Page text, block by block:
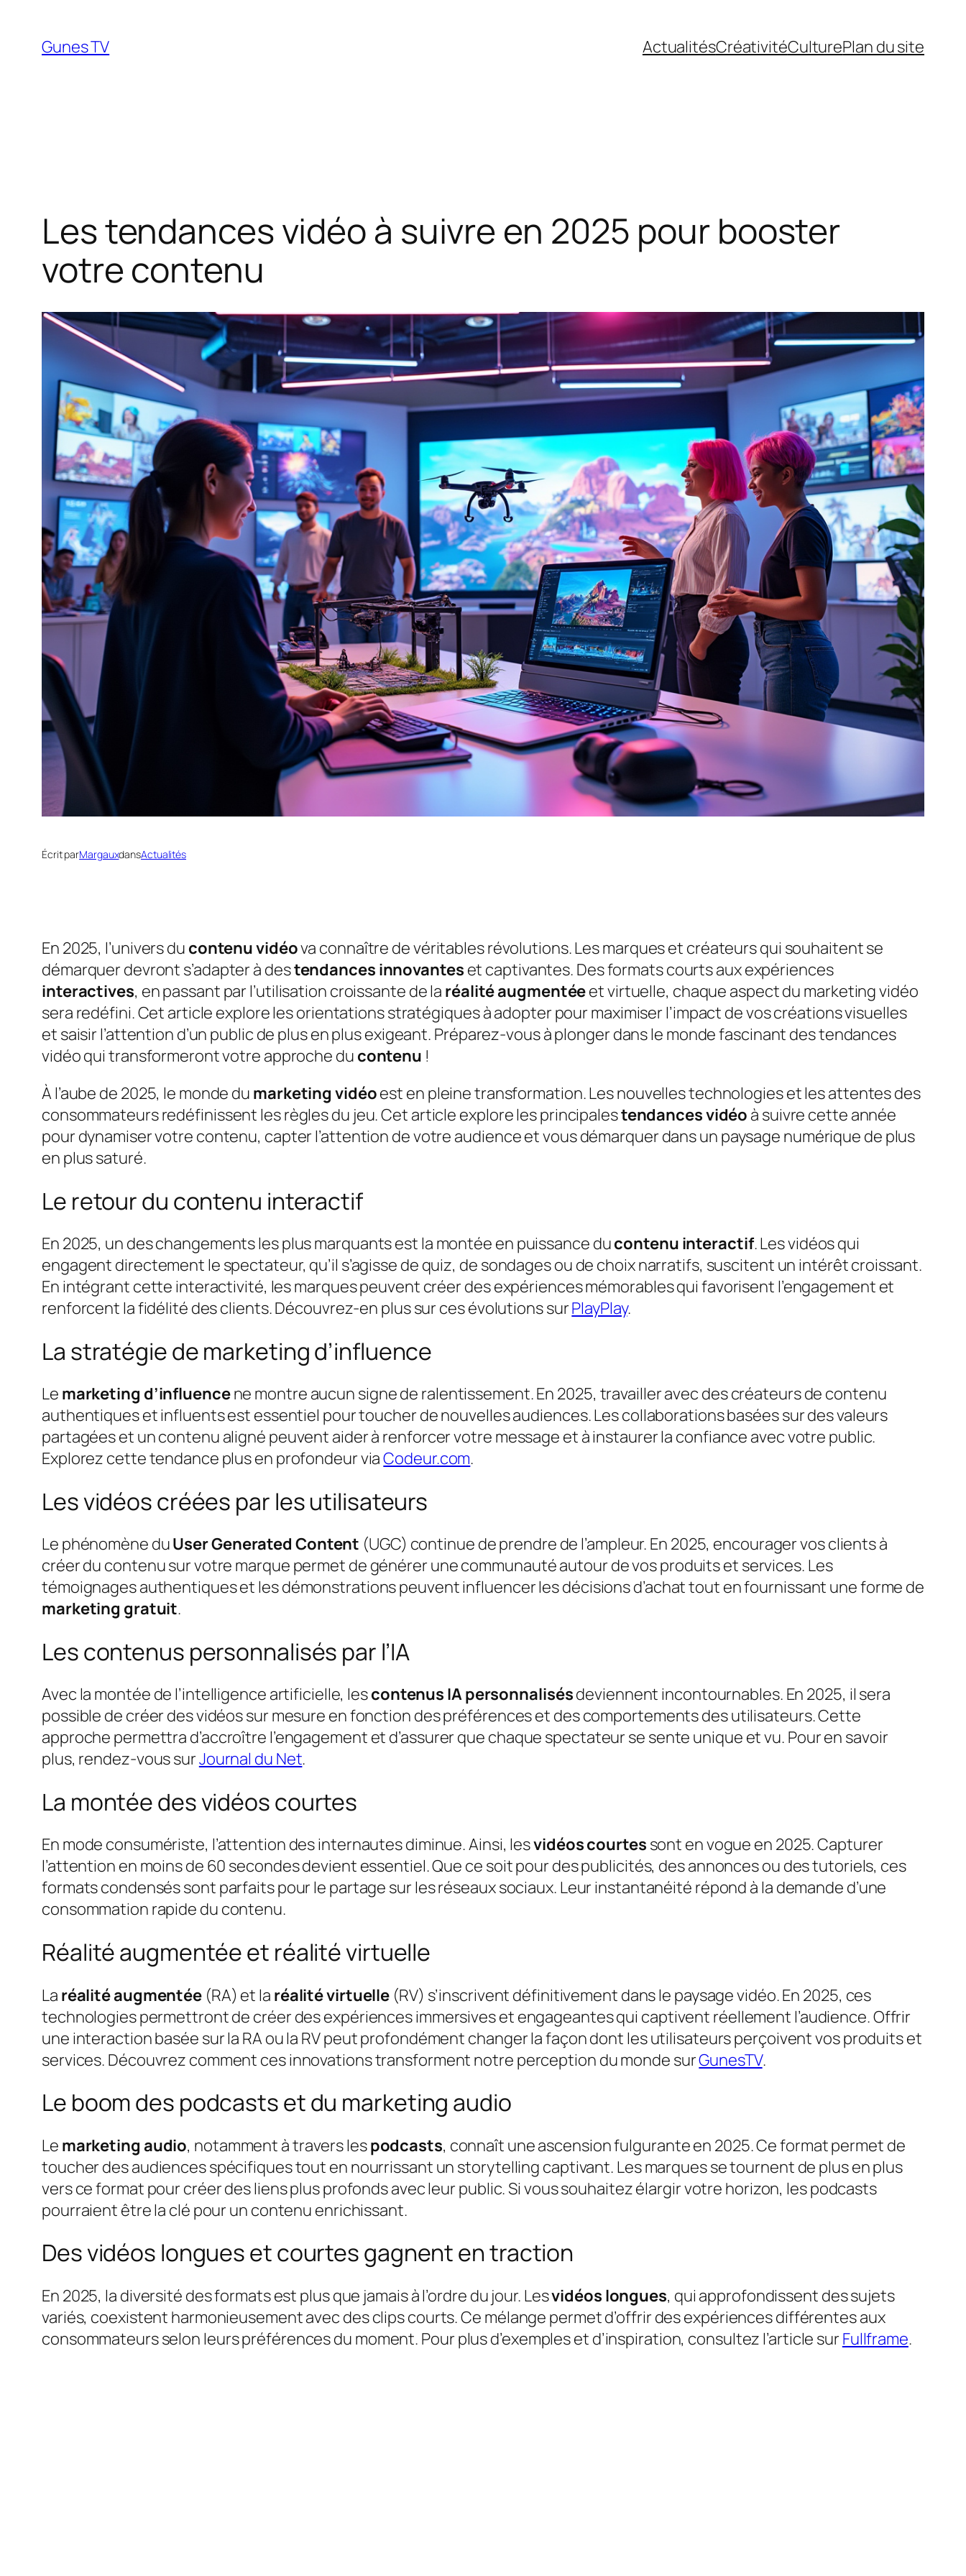
contenu
Gunes TV ActualitésCréativitéCulturePlan du site
Les tendances vidéo à suivre en 2025 pour booster
votre contenu
Écrit parMargauxdansActualités
En 2025, l’univers du contenu vidéova connaître de véritables révolutions. Les marques et créateurs qui souhaitent se
démarquer devront s’adapter à destendances innovantes et captivantes. Des formats courts aux expériences
interactives, en passant par l’utilisation croissante de la réalité augmentéeet virtuelle, chaque aspect du marketing vidéo
sera redéfini. Cet article explore les orientations stratégiques à adopter pour maximiser l’impact de vos créations visuelles
et saisir l’attention d’un public de plus en plus exigeant. Préparez-vous à plonger dans le monde fascinant des tendances
vidéo qui transformeront votre approche du contenu !
À l’aube de 2025, le monde du marketing vidéoest en pleine transformation. Les nouvelles technologies et les attentes des
consommateurs redéfinissent les règles du jeu. Cet article explore les principalestendances vidéo à suivre cette année
pour dynamiser votre contenu, capter l’attention de votre audience et vous démarquer dans un paysage numérique de plus
en plus saturé.
Le retour du contenu interactif
En 2025, un des changements les plus marquants est la montée en puissance ducontenu interactif. Les vidéos qui
engagent directement le spectateur, qu’il s’agisse de quiz, de sondages ou de choix narratifs, suscitent un intérêt croissant.
En intégrant cette interactivité, les marques peuvent créer des expériences mémorables qui favorisent l’engagement et
renforcent la fidélité des clients. Découvrez-en plus sur ces évolutions surPlayPlay.
La stratégie de marketing d’influence
Le marketing d’influencene montre aucun signe de ralentissement. En 2025, travailler avec des créateurs de contenu
authentiques et influents est essentiel pour toucher de nouvelles audiences. Les collaborations basées sur des valeurs
partagées et un contenu aligné peuvent aider à renforcer votre message et à instaurer la confiance avec votre public.
Explorez cette tendance plus en profondeur viaCodeur.com.
Les vidéos créées par les utilisateurs
Le phénomène duUser Generated Content (UGC) continue de prendre de l’ampleur. En 2025, encourager vos clients à
créer du contenu sur votre marque permet de générer une communauté autour de vos produits et services. Les
témoignages authentiques et les démonstrations peuvent influencer les décisions d’achat tout en fournissant une forme de
marketing gratuit.
Les contenus personnalisés par l’IA
Avec la montée de l’intelligence artificielle, lescontenus IA personnalisésdeviennent incontournables. En 2025, il sera
possible de créer des vidéos sur mesure en fonction des préférences et des comportements des utilisateurs. Cette
approche permettra d’accroître l’engagement et d’assurer que chaque spectateur se sente unique et vu. Pour en savoir
plus, rendez-vous surJournal du Net.
La montée des vidéos courtes
En mode consumériste, l’attention des internautes diminue. Ainsi, lesvidéos courtes sont en vogue en 2025. Capturer
l’attention en moins de 60 secondes devient essentiel. Que ce soit pour des publicités, des annonces ou des tutoriels, ces
formats condensés sont parfaits pour le partage sur les réseaux sociaux. Leur instantanéité répond à la demande d’une
consommation rapide du contenu.
Réalité augmentée et réalité virtuelle
La réalité augmentée (RA) et la réalité virtuelle (RV) s’inscrivent définitivement dans le paysage vidéo. En 2025, ces
technologies permettront de créer des expériences immersives et engageantes qui captivent réellement l’audience. Offrir
une interaction basée sur la RA ou la RV peut profondément changer la façon dont les utilisateurs perçoivent vos produits et
services. Découvrez comment ces innovations transforment notre perception du monde surGunesTV.
Le boom des podcasts et du marketing audio
Le marketing audio, notamment à travers lespodcasts, connaît une ascension fulgurante en 2025. Ce format permet de
toucher des audiences spécifiques tout en nourrissant un storytelling captivant. Les marques se tournent de plus en plus
vers ce format pour créer des liens plus profonds avec leur public. Si vous souhaitez élargir votre horizon, les podcasts
pourraient être la clé pour un contenu enrichissant.
Des vidéos longues et courtes gagnent en traction
En 2025, la diversité des formats est plus que jamais à l’ordre du jour. Lesvidéos longues, qui approfondissent des sujets
variés, coexistent harmonieusement avec des clips courts. Ce mélange permet d’offrir des expériences différentes aux
consommateurs selon leurs préférences du moment. Pour plus d’exemples et d’inspiration, consultez l’article sur Fullframe.